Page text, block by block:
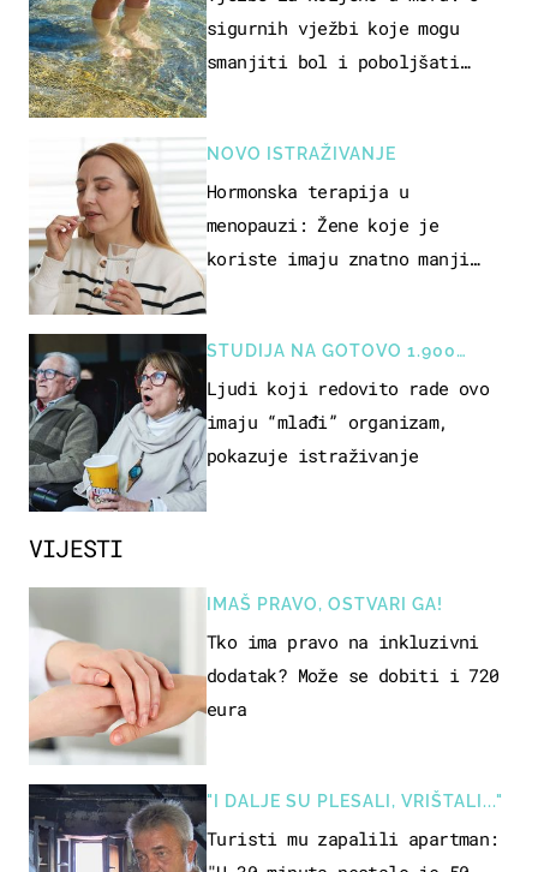
VIJESTI
IMAŠ PRAVO, OSTVARI GA!
Tko ima pravo na inkluzivni
dodatak? Može se dobiti i 720
eura
"I DALJE SU PLESALI, VRIŠTALI..."
Turisti mu zapalili apartman:
sigurnih vježbi koje mogu
smanjiti bol i poboljšati
NOVO ISTRAŽIVANJE
Hormonska terapija u
menopauzi: Žene koje je
koriste imaju znatno manji
STUDIJA NA GOTOVO 1.900
OSOBA
Ljudi koji redovito rade ovo
imaju “mlađi” organizam,
pokazuje istraživanje